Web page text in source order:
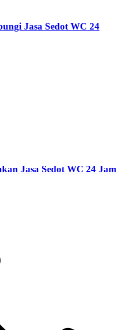
Jasa Sedot WC 24
Jasa Sedot WC 24 Jam